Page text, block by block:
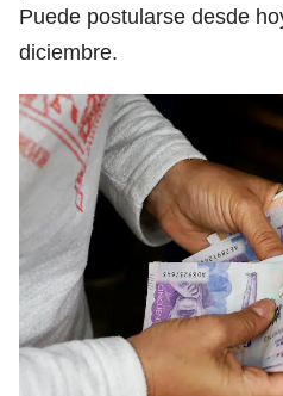
Puede postularse desde
diciembre.